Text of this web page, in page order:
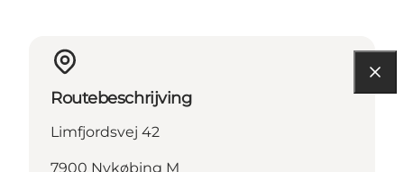
Routebeschrijving
Limfjordsvej 42
7900 Nykøbing M